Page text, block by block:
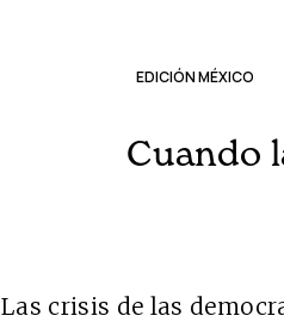
EDICIÓN MÉXICO
Cuando
Las crisis de las